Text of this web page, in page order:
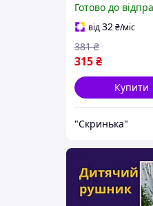
мікрофібра
рушник для
немовлят після
білий
Готово до
від32₴/міс
315₴
381 ₴
Купити
"Скринька"